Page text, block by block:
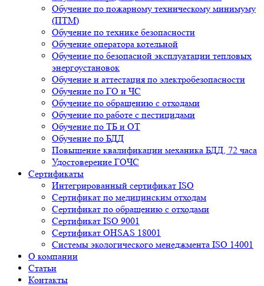
Обучение по пожарному техническому минимуму
(ПТМ)
Обучение по технике безопасности
Обучение оператора котельной
Обучение по безопасной эксплуатации тепловых
энергоустановок
Обучение и аттестация по электробезопасности
Обучение по ГО и ЧС
Обучение по обращению с отходами
Обучение по работе с пестицидами
Обучение по ТБ и ОТ
Обучение по БДД
Повышение квалификации механика БДД, 72 часа
Удостоверение ГОЧС
Сертификаты
Интегрированный сертификат ISO
Cертификат по медицинским отходам
Сертификат по обращению с отходами
Сертификат ISO 9001
Сертификат OHSAS 18001
Системы экологического менеджмента ISO 14001
О компании
Cтатьи
Контакты